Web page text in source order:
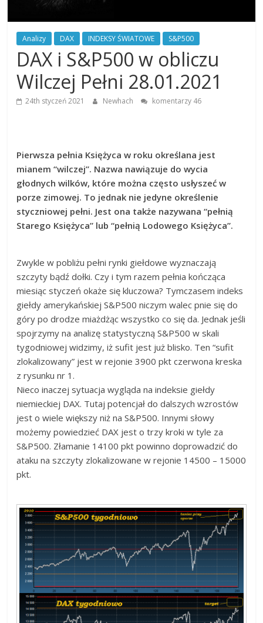
rynku
giełdowego,
walut,
wykresy
giełdowe,
artykuły,
forum.
teorię
Carolana.
Analizy DAX INDEKSY ŚWIATOWE S&P500
DAX i S&P500 w obliczu
Wilczej Pełni 28.01.2021
24th styczeń 2021 Newhach komentarzy 46
Pierwsza pełnia Księżyca w roku określana jest
mianem “wilczej”. Nazwa nawiązuje do wycia
głodnych wilków, które można często usłyszeć w
porze zimowej. To jednak nie jedyne określenie
styczniowej pełni. Jest ona także nazywana “pełnią
Starego Księżyca” lub “pełnią Lodowego Księżyca”.
Zwykle w pobliżu pełni rynki giełdowe wyznaczają
szczyty bądź dołki. Czy i tym razem pełnia kończąca
miesiąc styczeń okaże się kluczowa? Tymczasem indeks
giełdy amerykańskiej S&P500 niczym walec pnie się do
góry po drodze miażdżąc wszystko co się da. Jednak jeśli
spojrzymy na analizę statystyczną S&P500 w skali
tygodniowej widzimy, iż sufit jest już blisko. Ten “sufit
zlokalizowany” jest w rejonie 3900 pkt czerwona kreska
z rysunku nr 1.
Nieco inaczej sytuacja wygląda na indeksie giełdy
niemieckiej DAX. Tutaj potencjał do dalszych wzrostów
jest o wiele większy niż na S&P500. Innymi słowy
możemy powiedzieć DAX jest o trzy kroki w tyle za
S&P500. Złamanie 14100 pkt powinno doprowadzić do
ataku na szczyty zlokalizowane w rejonie 14500 – 15000
pkt.